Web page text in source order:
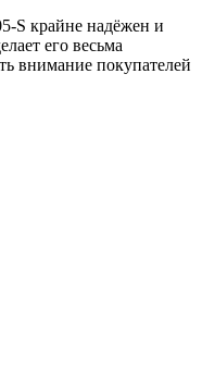
S крайне надёжен и
его весьма
внимание покупателей